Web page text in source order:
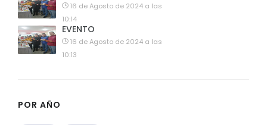
16 de Agosto de 2024 a las
10:14
EVENTO
16 de Agosto de 2024 a las
10:13
POR AÑO